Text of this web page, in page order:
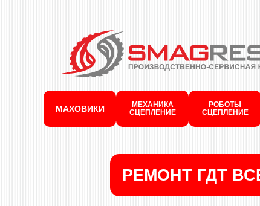
МАХОВИКИ
МЕХАНИКА
СЦЕПЛЕНИЕ
РОБОТЫ
СЦЕПЛЕНИЕ
РЕМОНТ ГДТ